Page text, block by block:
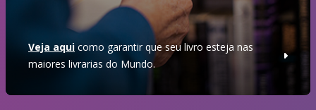
Veja aqui como garantir que seu livro esteja nas
maiores livrarias do Mundo.